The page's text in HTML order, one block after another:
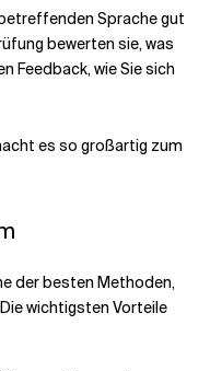
Sprache gut
bewerten sie, was
Feedback, wie Sie sich
es so großartig zum
der besten Methoden,
wichtigsten Vorteile